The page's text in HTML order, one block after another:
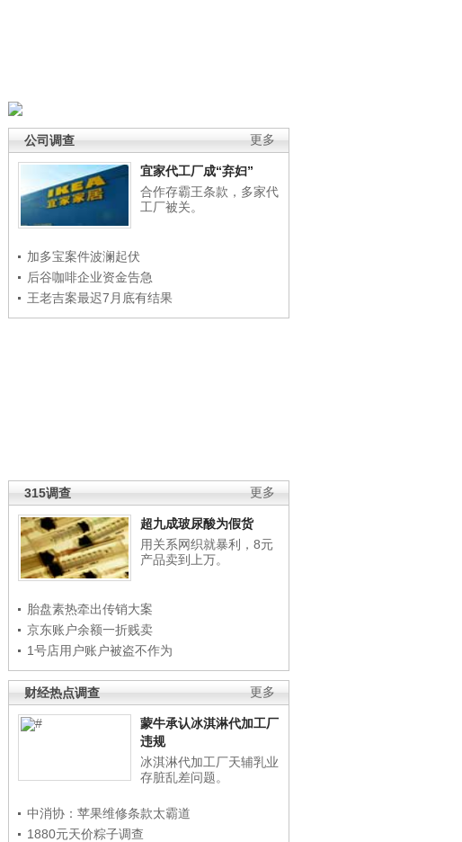
更多
公司调查
宜家代工厂成“弃妇”
合作存霸王条款，多家代
工厂被关。
加多宝案件波澜起伏
后谷咖啡企业资金告急
王老吉案最迟7月底有结果
更多
315调查
超九成玻尿酸为假货
用关系网织就暴利，8元
产品卖到上万。
胎盘素热牵出传销大案
京东账户余额一折贱卖
1号店用户账户被盗不作为
更多
财经热点调查
蒙牛承认冰淇淋代加工厂
违规
冰淇淋代加工厂天辅乳业
存脏乱差问题。
中消协：苹果维修条款太霸道
1880元天价粽子调查